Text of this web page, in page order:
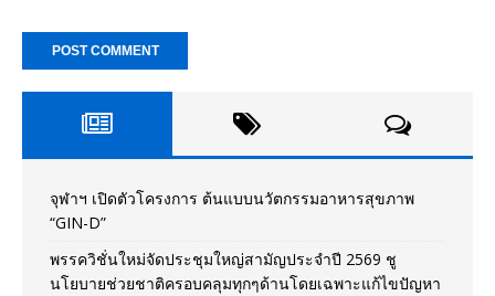
จุฬาฯ เปิดตัวโครงการ ต้นแบบนวัตกรรมอาหารสุขภาพ
“GIN-D”
พรรควิชั่นใหม่จัดประชุมใหญ่สามัญประจำปี 2569 ชู
นโยบายช่วยชาติครอบคลุมทุกๆด้านโดยเฉพาะแก้ไขปัญหา